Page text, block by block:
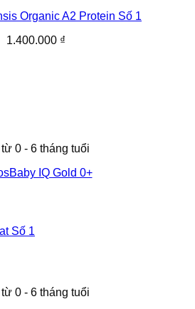
Organic A2 Protein Số 1
1.400.000 ₫
0 - 6 tháng tuổi
IQ Gold 0+
0 - 6 tháng tuổi